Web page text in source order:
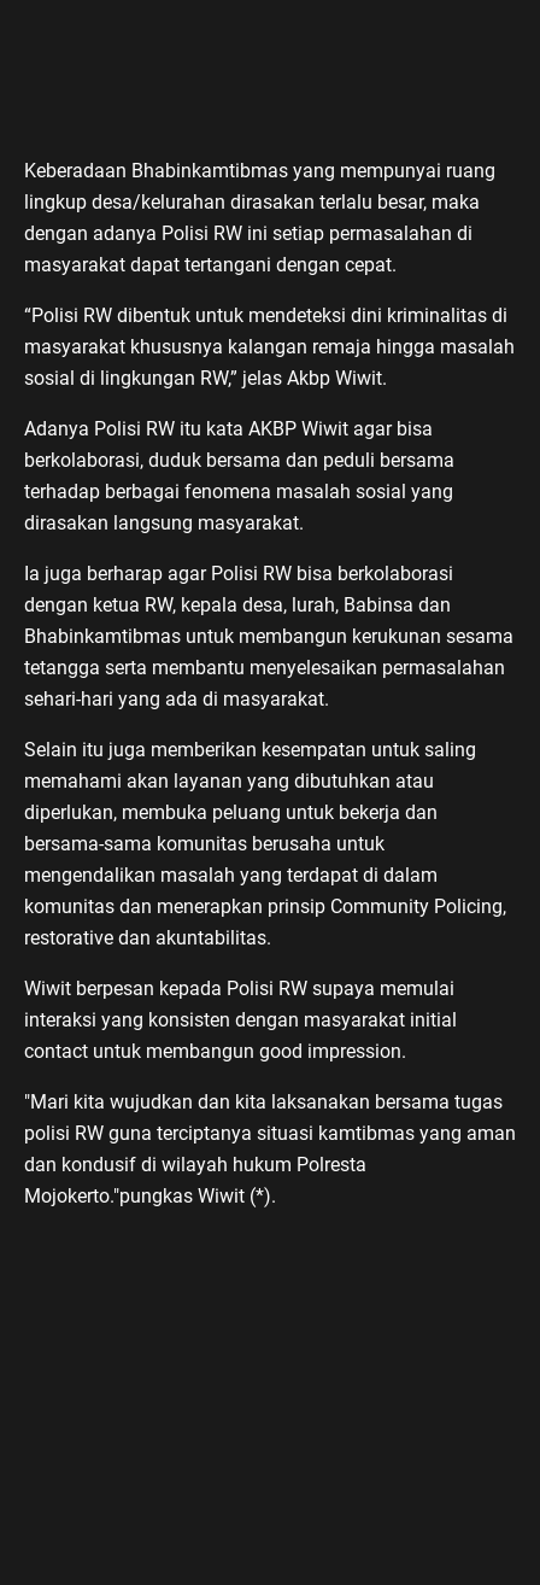
Keberadaan Bhabinkamtibmas yang mempunyai ruang
lingkup desa/kelurahan dirasakan terlalu besar, maka
dengan adanya Polisi RW ini setiap permasalahan di
masyarakat dapat tertangani dengan cepat.
“Polisi RW dibentuk untuk mendeteksi dini kriminalitas di
masyarakat khususnya kalangan remaja hingga masalah
sosial di lingkungan RW,” jelas Akbp Wiwit.
Adanya Polisi RW itu kata AKBP Wiwit agar bisa
berkolaborasi, duduk bersama dan peduli bersama
terhadap berbagai fenomena masalah sosial yang
dirasakan langsung masyarakat.
Ia juga berharap agar Polisi RW bisa berkolaborasi
dengan ketua RW, kepala desa, lurah, Babinsa dan
Bhabinkamtibmas untuk membangun kerukunan sesama
tetangga serta membantu menyelesaikan permasalahan
sehari-hari yang ada di masyarakat.
Selain itu juga memberikan kesempatan untuk saling
memahami akan layanan yang dibutuhkan atau
diperlukan, membuka peluang untuk bekerja dan
bersama-sama komunitas berusaha untuk
mengendalikan masalah yang terdapat di dalam
komunitas dan menerapkan prinsip Community Policing,
restorative dan akuntabilitas.
Wiwit berpesan kepada Polisi RW supaya memulai
interaksi yang konsisten dengan masyarakat initial
contact untuk membangun good impression.
"Mari kita wujudkan dan kita laksanakan bersama tugas
polisi RW guna terciptanya situasi kamtibmas yang aman
dan kondusif di wilayah hukum Polresta
Mojokerto."pungkas Wiwit (*).